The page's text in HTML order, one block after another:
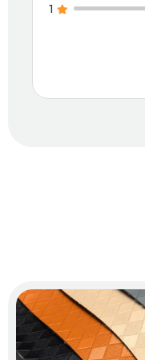
Vệ sinh
Nhìn vào bảng so
1